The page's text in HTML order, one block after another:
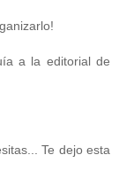
a la editorial de
Te dejo esta